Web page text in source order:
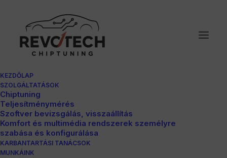
KEZDŐLAP
SZOLGÁLTATÁSOK
Chiptuning
Teljesítménymérés
Szoftver bevizsgálás, visszaállítás
Komfort és multimédia rendszerek személyre
szabása és konfigurálása
KARBANTARTÁSI TANÁCSOK
MUNKÁINK